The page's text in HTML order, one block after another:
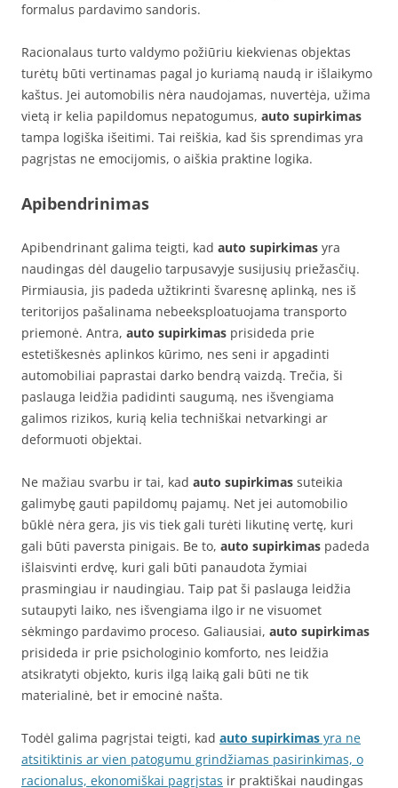
formalus pardavimo sandoris.
Racionalaus turto valdymo požiūriu kiekvienas objektas
turėtų būti vertinamas pagal jo kuriamą naudą ir išlaikymo
kaštus. Jei automobilis nėra naudojamas, nuvertėja, užima
vietą ir kelia papildomus nepatogumus, auto supirkimas
tampa logiška išeitimi. Tai reiškia, kad šis sprendimas yra
pagrįstas ne emocijomis, o aiškia praktine logika.
Apibendrinimas
Apibendrinant galima teigti, kad auto supirkimas yra
naudingas dėl daugelio tarpusavyje susijusių priežasčių.
Pirmiausia, jis padeda užtikrinti švaresnę aplinką, nes iš
teritorijos pašalinama nebeeksploatuojama transporto
priemonė. Antra, auto supirkimas prisideda prie
estetiškesnės aplinkos kūrimo, nes seni ir apgadinti
automobiliai paprastai darko bendrą vaizdą. Trečia, ši
paslauga leidžia padidinti saugumą, nes išvengiama
galimos rizikos, kurią kelia techniškai netvarkingi ar
deformuoti objektai.
Ne mažiau svarbu ir tai, kad auto supirkimas suteikia
galimybę gauti papildomų pajamų. Net jei automobilio
būklė nėra gera, jis vis tiek gali turėti likutinę vertę, kuri
gali būti paversta pinigais. Be to, auto supirkimas padeda
išlaisvinti erdvę, kuri gali būti panaudota žymiai
prasmingiau ir naudingiau. Taip pat ši paslauga leidžia
sutaupyti laiko, nes išvengiama ilgo ir ne visuomet
sėkmingo pardavimo proceso. Galiausiai, auto supirkimas
prisideda ir prie psichologinio komforto, nes leidžia
atsikratyti objekto, kuris ilgą laiką gali būti ne tik
materialinė, bet ir emocinė našta.
Todėl galima pagrįstai teigti, kad auto supirkimas yra ne
atsitiktinis ar vien patogumu grindžiamas pasirinkimas, o
racionalus, ekonomiškai pagrįstas ir praktiškai naudingas